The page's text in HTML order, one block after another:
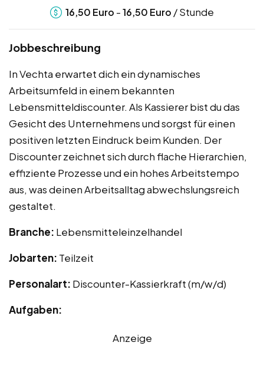
16,50 Euro -16,50 Euro / Stunde
Jobbeschreibung
In Vechta erwartet dich ein dynamisches
Arbeitsumfeld in einem bekannten
Lebensmitteldiscounter. Als Kassierer bist du das
Gesicht des Unternehmens und sorgst für einen
positiven letzten Eindruck beim Kunden. Der
Discounter zeichnet sich durch flache Hierarchien,
effiziente Prozesse und ein hohes Arbeitstempo
aus, was deinen Arbeitsalltag abwechslungsreich
gestaltet.
Branche: Lebensmitteleinzelhandel
Jobarten: Teilzeit
Personalart: Discounter-Kassierkraft (m/w/d)
Aufgaben:
Anzeige